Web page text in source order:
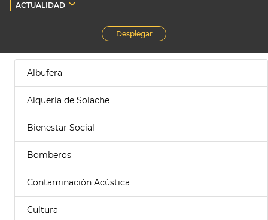
ACTUALIDAD
Desplegar
Albufera
Alquería de Solache
Bienestar Social
Bomberos
Contaminación Acústica
Cultura